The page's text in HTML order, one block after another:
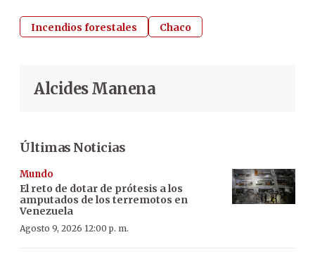
Incendios forestales Chaco
Alcides Manena
Últimas Noticias
Mundo
El reto de dotar de prótesis a los
amputados de los terremotos en
Venezuela
Agosto 9, 2026 12:00 p. m.